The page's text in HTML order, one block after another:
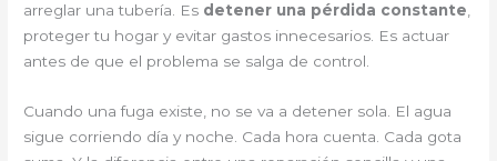
arreglar una tubería. Es detener una pérdida constante
proteger tu hogar y evitar gastos innecesarios. Es actuar
antes de que el problema se salga de control.
Cuando una fuga existe, no se va a detener sola. El agua
sigue corriendo día y noche. Cada hora cuenta. Cada gota